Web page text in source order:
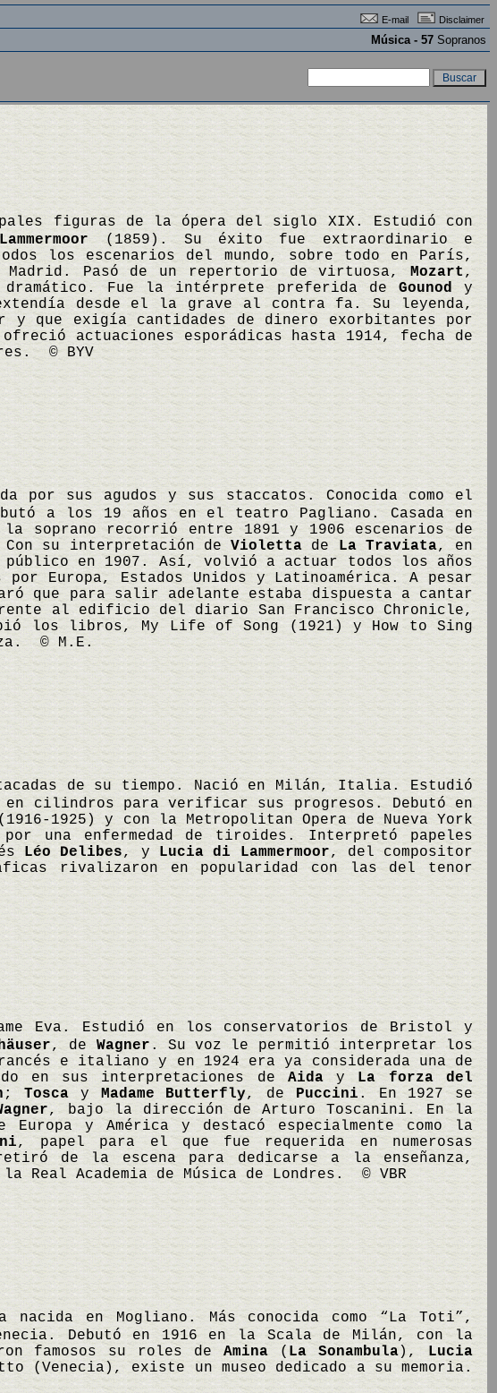
E-mail Disclaimer
Música - 57 Sopranos
figuras de la ópera del siglo XIX. Estudió con
(1859). Su éxito fue extraordinario e
los escenarios del mundo, sobre todo en París,
Pasó de un repertorio de virtuosa, Mozart,
dramático. Fue la intérprete preferida deGounody
desde el la grave al contra fa. Su leyenda,
y que exigía cantidades de dinero exorbitantes por
actuaciones esporádicas hasta 1914, fecha de
© BYV
por sus agudos y sus staccatos. Conocida como el
a los 19 años en el teatro Pagliano. Casada en
la soprano recorrió entre 1891 y 1906 escenarios de
su interpretación de Violetta de La Traviata, en
público en 1907. Así, volvió a actuar todos los años
Europa, Estados Unidos y Latinoamérica. A pesar
que para salir adelante estaba dispuesta a cantar
al edificio del diario San Francisco Chronicle,
los libros, My Life of Song (1921) y How to Sing
© M.E.
de su tiempo. Nació en Milán, Italia. Estudió
en cilindros para verificar sus progresos. Debutó en
1925) y con la Metropolitan Opera de Nueva York
una enfermedad de tiroides. Interpretó papeles
Léo Delibes, y Lucia di Lammermoor, del compositor
rivalizaron en popularidad con las del tenor
Eva. Estudió en los conservatorios de Bristol y
, deWagner . Su voz le permitió interpretar los
e italiano y en 1924 era ya considerada una de
en sus interpretaciones de Aiday La forza del
;Tosca y Madame Butterfly, de Puccini . En 1927 se
, bajo la dirección de Arturo Toscanini. En la
y América y destacó especialmente como la
, papel para el que fue requerida en numerosas
de la escena para dedicarse a la enseñanza,
Real Academia de Música de Londres. © VBR
nacida en Mogliano. Más conocida como “La Toti”,
Debutó en 1916 en la Scala de Milán, con la
famosos su roles deAmina ( La Sonambula), Lucia
(Venecia), existe un museo dedicado a su memoria.